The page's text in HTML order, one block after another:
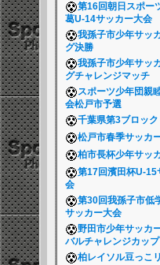
第16回朝日スポー
葛U-14サッカー大会
我孫子市少年サッ
グ決勝
我孫子市少年サッ
グチャレンジマッチ
スポーツ少年団親
会松戸市予選
千葉県第3ブロッ
松戸市春季サッカ
柏市長杯少年サッ
第17回濱田杯U-15
会
第30回我孫子市低
サッカー大会
野田市少年サッカ
バルチャレンジカップ
柏レイソル豆っこ